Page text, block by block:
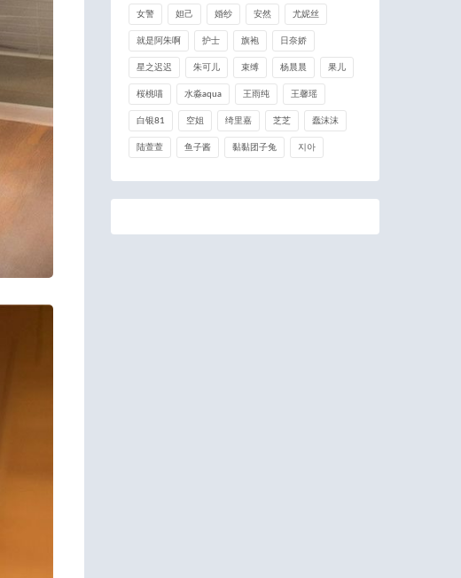
女警 妲己 婚纱 安然 尤妮丝
就是阿朱啊 护士 旗袍 日奈娇
星之迟迟 朱可儿 束缚 杨晨晨 果儿
桜桃喵 水淼aqua 王雨纯 王馨瑶
白银81 空姐 绮里嘉 芝芝 蠢沫沫
陆萱萱 鱼子酱 黏黏团子兔 지아